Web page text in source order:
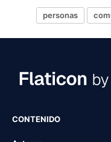
personas
CONTENIDO